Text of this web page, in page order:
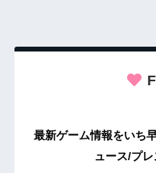
最新ゲーム情報をいち
ュース/プ